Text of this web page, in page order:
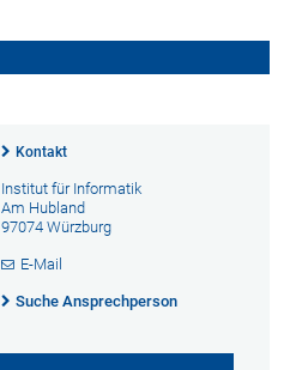
Kontakt
Institut für Informatik
Am Hubland
97074 Würzburg
E-Mail
Suche Ansprechperson